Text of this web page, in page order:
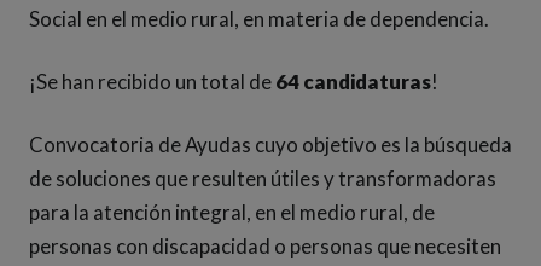
Social en el medio rural, en materia de dependencia.
¡Se han recibido un total de64 candidaturas!
Convocatoria de Ayudas cuyo objetivo es la búsqueda
de soluciones que resulten útiles y transformadoras
para la atención integral, en el medio rural, de
personas con discapacidad o personas que necesiten